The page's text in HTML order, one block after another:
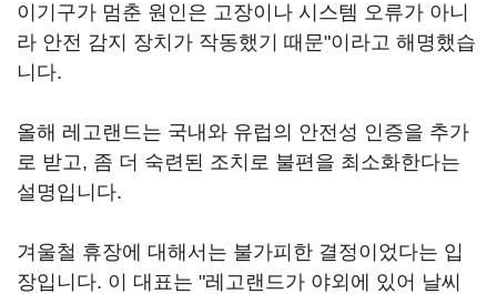
이기구가 멈춘 원인은 고장이나 시스템 오류가 아니
라 안전 감지 장치가 작동했기 때문"이라고 해명했습
니다.
올해 레고랜드는 국내와 유럽의 안전성 인증을 추가
로 받고, 좀 더 숙련된 조치로 불편을 최소화한다는
설명입니다.
겨울철 휴장에 대해서는 불가피한 결정이었다는 입
장입니다. 이 대표는 "레고랜드가 야외에 있어 날씨